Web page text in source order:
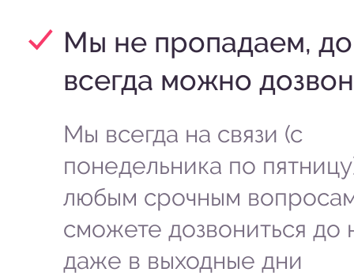
Мы не пропадаем,
всегда можно
Мы всегда на связи (с
понедельника по
любым срочным
сможете дозвониться до
даже в выходные дни